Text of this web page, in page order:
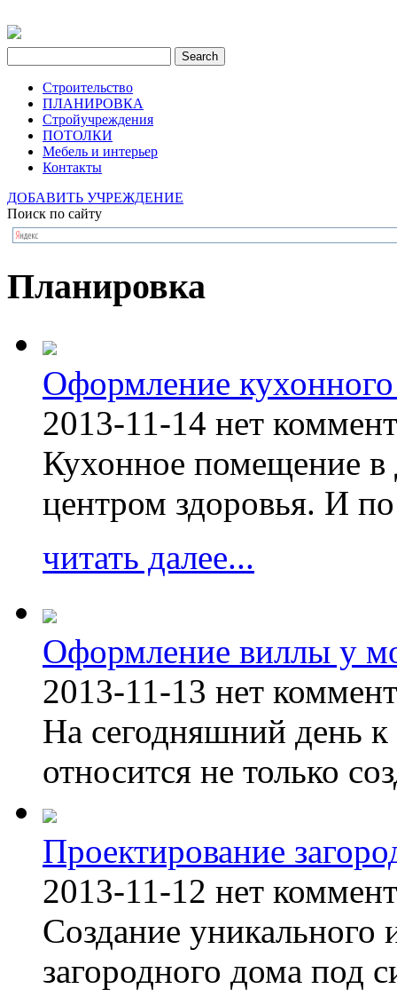
Строительство
ПЛАНИРОВКА
Стройучреждения
ПОТОЛКИ
Мебель и интерьер
Контакты
ДОБАВИТЬ УЧРЕЖДЕНИЕ
Поиск по сайту
Планировка
Оформление
2013-11-14 нет
Кухонное помещение в
центром здоровья. И
читать далее...
Оформление виллы у
2013-11-13 нет
На сегодняшний день к
относится не только
Проектирование
2013-11-12 нет
Создание уникального
загородного дома под